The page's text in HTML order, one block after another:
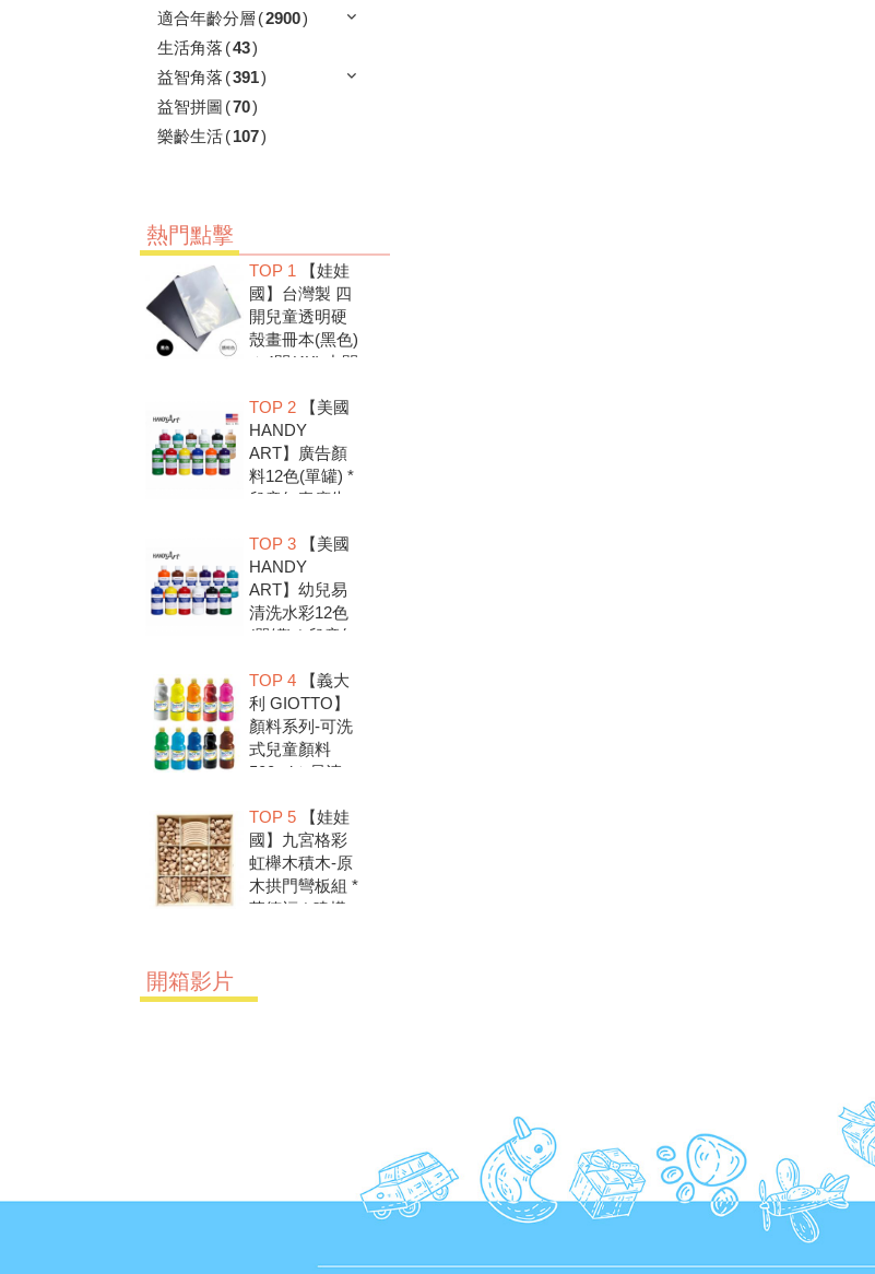
適合年齡分層 (2900)
生活角落 (43)
益智角落 (391)
益智拼圖 (70)
樂齡生活(107)
熱門點擊
TOP 1 【娃娃
國】台灣製 四
開兒童透明硬
殼畫冊本(黑色)
＊4開(4K).中間
扣.資料袋.圖畫
紙收集冊.收納
冊
TOP 2【美國
HANDY
ART】廣告顏
料12色(單罐) *
兒童無毒廣告
放心，彩繪DIY
超有趣
TOP 3【美國
HANDY
ART】幼兒易
清洗水彩12色
(單罐) * 兒童無
安全好放心，
彩繪DIY超有趣
TOP 4【義大
利 GIOTTO】
顏料系列-可洗
式兒童顏料
500ml＊易清
童美勞.親子部
落客推薦
TOP 5【娃娃
國】九宮格彩
虹櫸木積木-原
木拱門彎板組 *
華德福 * 建構
開箱影片